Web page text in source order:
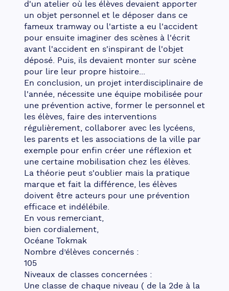
d'un atelier où les élèves devaient apporter
un objet personnel et le déposer dans ce
fameux tramway ou l'artiste a eu l'accident
pour ensuite imaginer des scènes à l'écrit
avant l'accident en s'inspirant de l'objet
déposé. Puis, ils devaient monter sur scène
pour lire leur propre histoire...
En conclusion, un projet interdisciplinaire de
l'année, nécessite une équipe mobilisée pour
une prévention active, former le personnel et
les élèves, faire des interventions
régulièrement, collaborer avec les lycéens,
les parents et les associations de la ville par
exemple pour enfin créer une réflexion et
une certaine mobilisation chez les élèves.
La théorie peut s'oublier mais la pratique
marque et fait la différence, les élèves
doivent être acteurs pour une prévention
efficace et indélébile.
En vous remerciant,
bien cordialement,
Océane Tokmak
Nombre d’élèves concernés :
105
Niveaux de classes concernées :
Une classe de chaque niveau ( de la 2de à la